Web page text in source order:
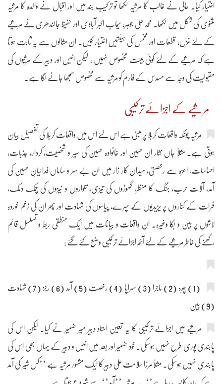
اختیار کیا۔ حالی نے غالب کا مرثیہ لکھا تو ترکیب بند میں اور اقبال نے والدہ کا مرثیہ
مثنوی کی شکل میں لکھا۔ محمد علی جوہر، سیماب اکبر آبادی اور حفیظ جالندھری نے مرثیے
کے لئے غزل، قطعات اور مخمس کی ہیئتیں اختیار کیں۔ ان مثالوں سے یہ ثابت ہوتا
ہے کہ مرثیے کے لئے کوئی ہیئت مخصوص نہیں ، لیکن انیس اور دبیر کے مرثیوں کی
مقبولیت کی وجہ سے مسدس کے فارم کو مرثیہ سے مخصوص سمجھا جانے لگا ہے۔
مرثیے کے اجزائے ترکیبی
مرثیہ چونکہ واقعات کربلا پر مبنی ہے اس لئے اس میں واقعات کربلا کی تفصیل بیان
ہوتی ہے۔ مثلاً جاں نثار ان حسین اور خانوادہ حسین کی سیر و شخصیت، کردار، جذبات،
احساسات، اعزہ سے رخصتی، میدان کار زار میں ان بے سر و ساماں فدائیانِ حسین کی
آمد، آلات حرب، جنگ کا منظر، گھوڑوں کی تیزی، تلواروں و نیزوں کی چمک دمک،
فرات کے کناروں پر یزیدیوں کے پہرے، پیاسوں کی شہادت اور پھر ان کی زخم خوردہ
لاشوں پر بین و بکا وغیرہ۔ ان واقعات و بیانات میں ایک منطقی ربط و تسلسل قائم
رکھنے کی خاطر مرثیے کے لئے آٹھ اجزائے ترکیبی وضع کئے گئے :
(1) چہرہ (2) ماجرا (3) سراپا (4) رخصت (5) آمد (6) رجز (7) شہادت
(9) بین
مرثیے میں اجزائے ترکیبی کا یہ تعین استاد دبیر میر ضمیر نے کیا۔ لیکن اس کی
پابندی پوری طرح نہیں ہوسکی۔ خود ضمیر اور بعد میں انیس و دبیر کے یہاں بھی اس کی
پابندی نہیں ہوسکی۔ مثلاً مرزا سلامت علی دبیر کا ایک مشہور مرثیہ ہے ’’کس شیر کی آمد
ہے کہ رن کانپ رہا ہے’‘۔ یہ مرثیہ ’’آمد’‘ سے شروع ہوتا ہے۔